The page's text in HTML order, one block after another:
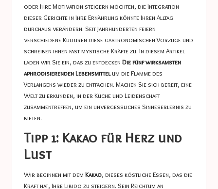
oder Ihre Motivation steigern möchten, die Integration
dieser Gerichte in Ihre Ernährung könnte Ihren Alltag
durchaus verändern. Seit Jahrhunderten feiern
verschiedene Kulturen diese gastronomischen Vorzüge und
schreiben ihnen fast mystische Kräfte zu. In diesem Artikel
laden wir Sie ein, das zu entdecken Die fünf wirksamsten
aphrodisierenden Lebensmittelum die Flamme des
Verlangens wieder zu entfachen. Machen Sie sich bereit, eine
Welt zu erkunden, in der Küche und Leidenschaft
zusammentreffen, um ein unvergessliches Sinneserlebnis zu
bieten.
Tipp 1: Kakao für Herz und
Lust
Wir beginnen mit dem Kakao, dieses köstliche Essen, das die
Kraft hat, Ihre Libido zu steigern. Sein Reichtum an